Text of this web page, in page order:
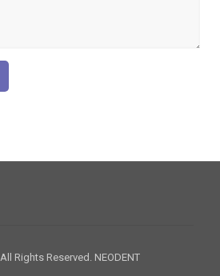
Rights Reserved. NEODENT